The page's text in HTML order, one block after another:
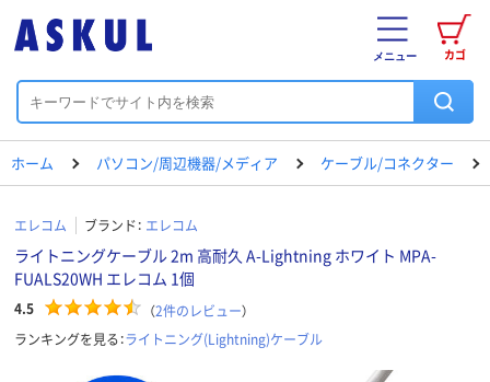
カゴ
メニュー
ホーム パソコン/周辺機器/メディア ケーブル/コネクター
エレコム ブランド： エレコム
ライトニングケーブル 2m 高耐久 A-Lightning ホワイト MPA-
FUALS20WH エレコム 1個
4.5 （2件のレビュー）
ランキングを見る：ライトニング(Lightning)ケーブル